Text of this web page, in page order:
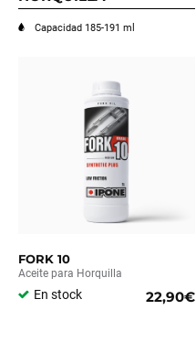
Capacidad 185-191 ml
FORK 10
Aceite para Horquilla
En stock 22,90€